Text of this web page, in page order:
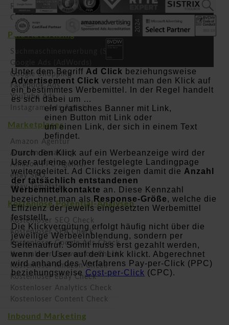
Relaunch Betreuung
GEO-Agentur
Paid Advertising
Suchmaschinenwerbung (SEA)
Google Ads (AdWords)
Google Shopping
Facebook Ads
YouTube Ads
Instagram Ads Agentur
Marketplaces
Amazon Agentur
Amazon Beratung
Amazon PPC Agentur
eBay SEO
eBay Templates
Kostenlose Potential-Analysen
Kostenloser SEO Check
Kostenloser SEA Check
Kostenloser Google Ads Check
Kostenloser Conversion Check
Kostenloser Amazon Check
Kostenloser eBay Check
Kostenloser Analytics Check
Kostenloser Content Check
Inbound Marketing
Unter dem Begriff Ad Click beziehungsweise
Advertisement Click versteht man den Klick auf
ein bestimmtes Werbemittel. In der Regel handelt
es sich dabei um …
ein grafisches Banner mit Link,
einen Button mit Link oder
um einen Link, der sich in einem Text
befindet.
Durch den Klick auf ein Werbeanzeige wird der
User auf eine vorher festgelegte Landingpage
weitergeleitet. Ad Clicks zeigen damit die Anzahl
der tatsächlich entstandenen
Werbemittelkontakte an. Diese Kennzahl
bezeichnet man als Response-Größe, welche die
Effizienz der jeweils eingesetzten Werbemittel
feststellt.
Die Klickvergütung erfolgt häufig nicht über die
jeweilige Werbeeinblendung, sondern per
Seitenaufruf. Somit muss erst gezahlt werden,
wenn der User auf den Link klickt. Abgerechnet
wird anhand des Verfahrens Pay-per-Click (PPC)
beziehungsweise Cost-per-Click (CPC).